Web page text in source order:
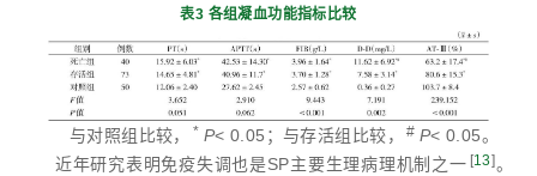
表3 各组凝血功能指标比较
与对照组比较， * P< 0.05；与存活组比较， # P< 0.05。
近年研究表明免疫失调也是SP主要生理病理机制之一 [13]。